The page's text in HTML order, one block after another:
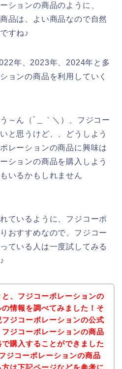
ションの商品のように、
品は、よい商品なので自然
すね♪
年、2023年、2024年と多
ョンの商品を利用していく
～ん（´＿｀＼）、フジコー
と思うけど、、どうしよう
レーションの商品に興味は
ションの商品を購入しよう
いるかもしれません
ているように、フジコーポ
おすすめなので、フジコー
ている人は一度試してみる
、フジコーポレーションの
情報を調べてみました！そ
ジコーポレーションの公式
ジコーポレーションの商品
購入することができました
ジコーポレーションの商品